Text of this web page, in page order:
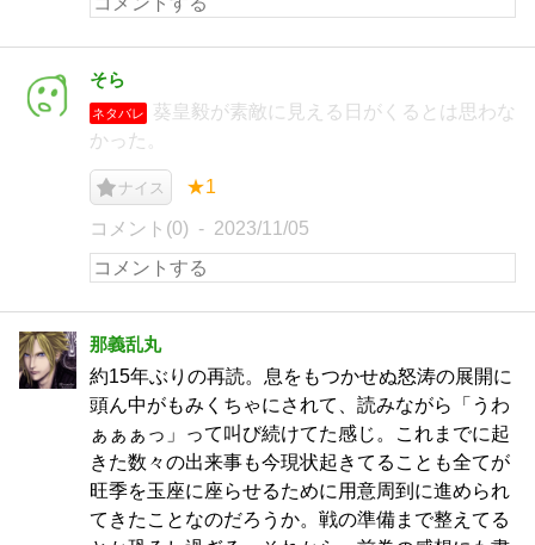
そら
ネタバレ
葵皇毅が素敵に見える日がくるとは思わな
かった。
ナイス ★1
コメント(0) 2023/11/05
那義乱丸
約15年ぶりの再読。息をもつかせぬ怒涛の展開に
頭ん中がもみくちゃにされて、読みながら「うわ
ぁぁぁっ」って叫び続けてた感じ。これまでに起
きた数々の出来事も今現状起きてることも全てが
旺季を玉座に座らせるために用意周到に進められ
てきたことなのだろうか。戦の準備まで整えてる